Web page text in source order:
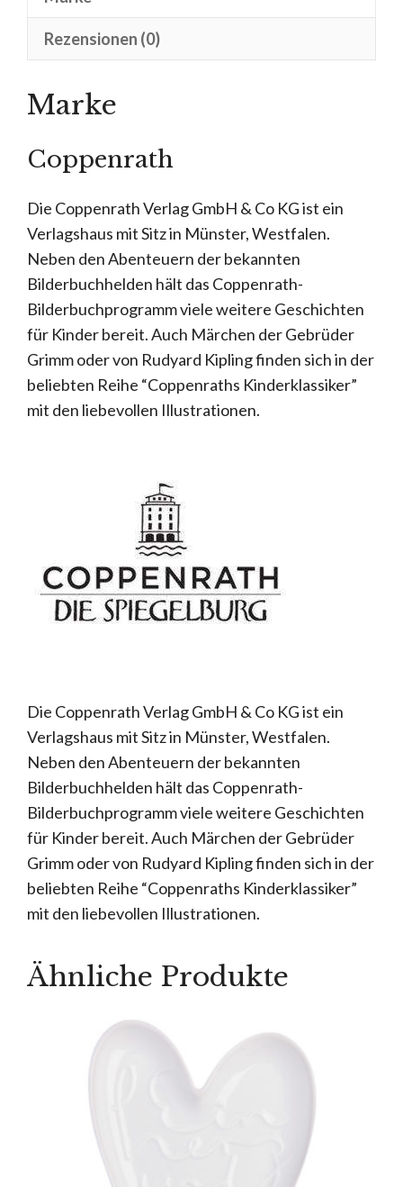
Rezensionen (0)
Marke
Coppenrath
Die Coppenrath Verlag GmbH & Co KG ist ein
Verlagshaus mit Sitz in Münster, Westfalen.
Neben den Abenteuern der bekannten
Bilderbuchhelden hält das Coppenrath-
Bilderbuchprogramm viele weitere Geschichten
für Kinder bereit. Auch Märchen der Gebrüder
Grimm oder von Rudyard Kipling finden sich in der
beliebten Reihe “Coppenraths Kinderklassiker”
mit den liebevollen Illustrationen.
Die Coppenrath Verlag GmbH & Co KG ist ein
Verlagshaus mit Sitz in Münster, Westfalen.
Neben den Abenteuern der bekannten
Bilderbuchhelden hält das Coppenrath-
Bilderbuchprogramm viele weitere Geschichten
für Kinder bereit. Auch Märchen der Gebrüder
Grimm oder von Rudyard Kipling finden sich in der
beliebten Reihe “Coppenraths Kinderklassiker”
mit den liebevollen Illustrationen.
Ähnliche Produkte